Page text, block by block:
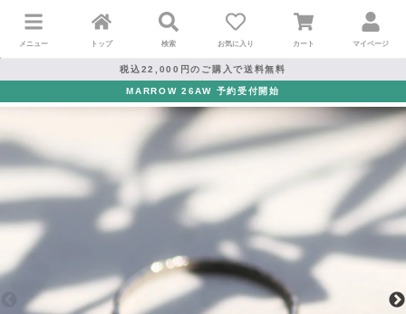
メニュー トップ 検索 お気に入り カート マイページ
税込22,000円のご購入で送料無料
MARROW 26AW 予約受付開始